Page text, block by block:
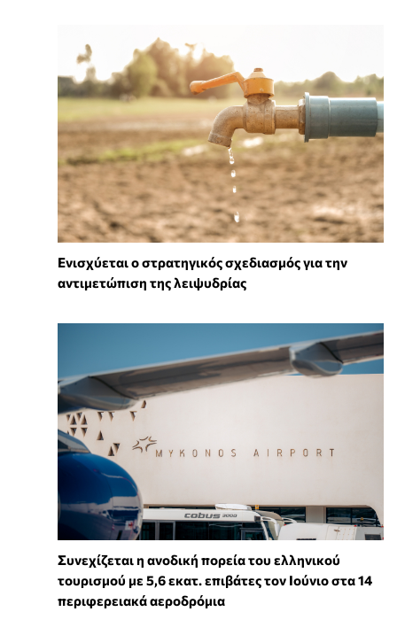
Ενισχύεται ο στρατηγικός σχεδιασμός για την
αντιμετώπιση της λειψυδρίας
Συνεχίζεται η ανοδική πορεία του ελληνικού
τουρισμού με 5,6 εκατ. επιβάτες τον Ιούνιο στα 14
περιφερειακά αεροδρόμια